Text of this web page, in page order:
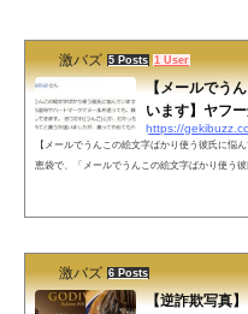
激バズ 5 Posts 1 User
【メールでう
います】ヤフ
https://
【メールでうんこの絵文字ばかり使う彼氏に悩
恵袋で、「メールでうんこの絵文字ばかり使う
激バズ 6 Posts
【逆詐欺写真